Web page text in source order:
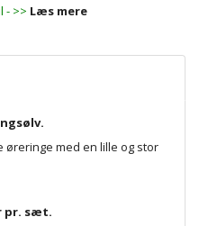
- >> Læs mere
øreringe med en lille og stor
pr. sæt.